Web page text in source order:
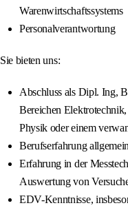
Warenwirtschaftssystems
Personalverantwortung
Sie bieten uns:
Abschluss als Dipl. Ing,
Bereichen
Physik oder einem
Berufserfahrung allgemein
Erfahrung in der
Auswertung von
EDV-Kenntnisse,